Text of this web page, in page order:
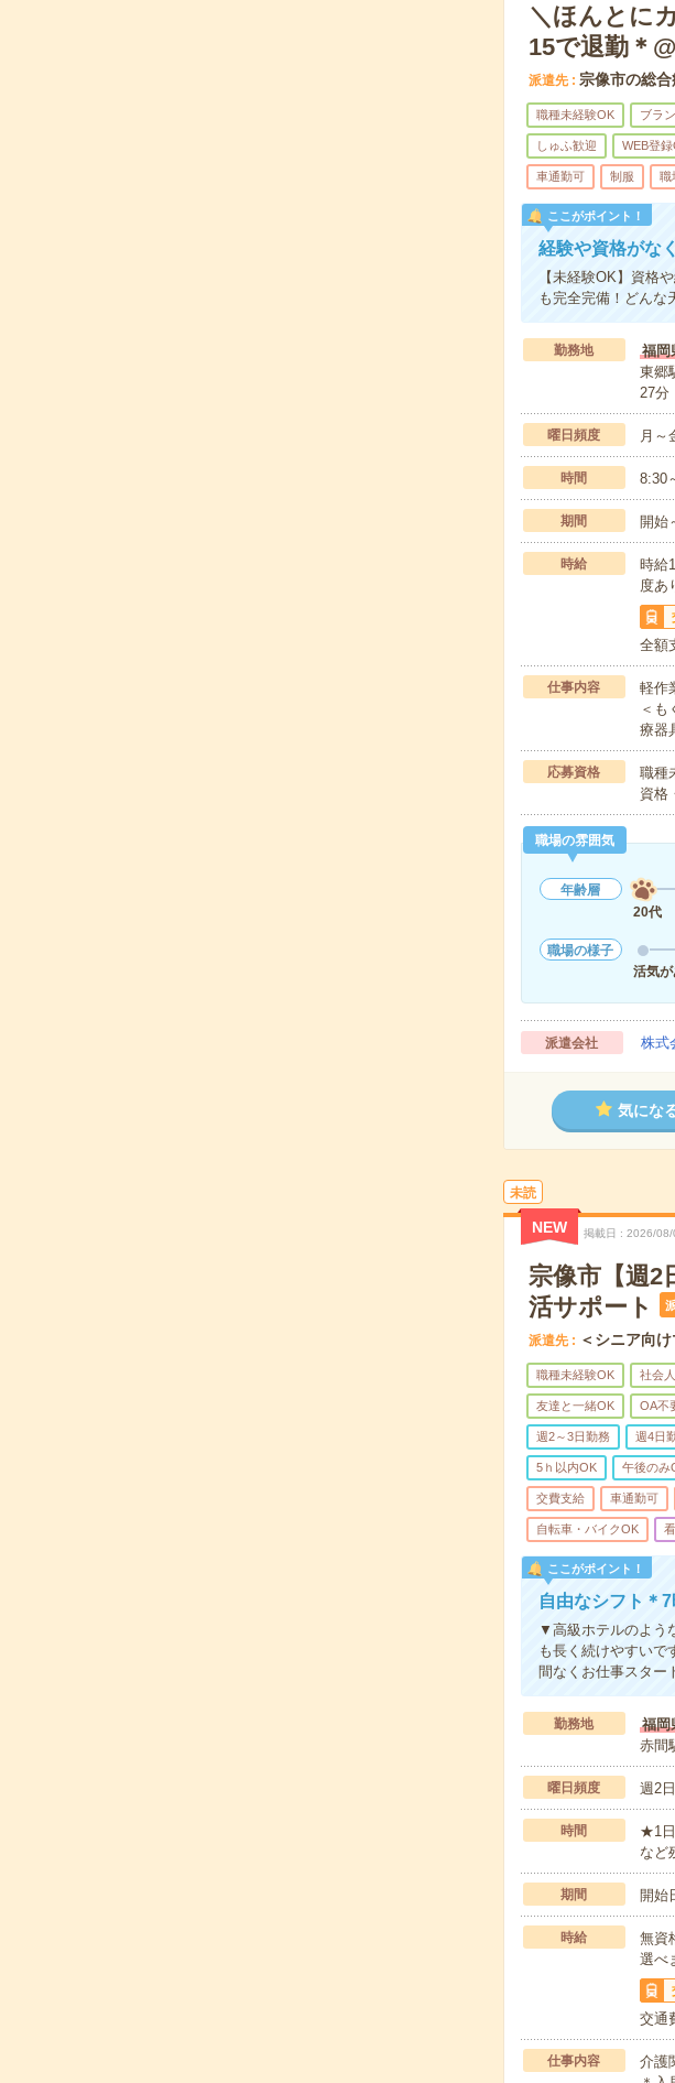
＼ほんとに
15で退勤＊
派遣先 宗像市の総合
職種未経験OK ブラ
しゅふ歓迎 WEB登録
車通勤可 制服 職
ここがポイント！
経験や資格がな
【未経験OK】資格
も完全完備！どんな
勤務地
福岡
東郷
27分
曜日頻度 月～
時間 8:30
期間 開始
時給
時給
度あ
全額
仕事内容
軽作
＜も
療器
応募資格
職種
資格
職場の雰囲気
年齢層
20代
職場の様子
活気が
派遣会社 株式
気にな
未読
NEW 掲載日 2026/08/
宗像市【週2
活サポート
派遣先 ＜シニア向
職種未経験OK 社会
友達と一緒OK OA不
週2～3日勤務 週4日
5ｈ以内OK 午後のみ
交費支給 車通勤可
自転車・バイクOK
ここがポイント！
自由なシフト＊
▼高級ホテルのよう
も長く続けやすい
間なくお仕事スター
勤務地
福岡
赤間
曜日頻度 週2
時間
★1日
など
期間 開始
時給
無資
選べ
交通
仕事内容
介護